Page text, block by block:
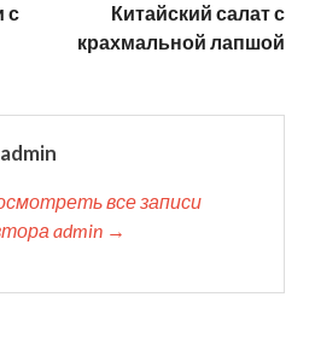
с
Китайский салат с
крахмальной лапшой
все записи
admin →